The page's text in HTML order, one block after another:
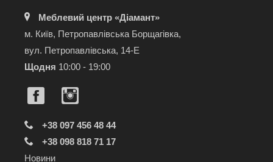
Меблевий центр «Діамант»
м. Київ, Петропавлівська Борщагівка,
вул. Петропавлівська, 14-Е
Щодня 10:00 - 19:00
+38 097 456 48 44
+38 098 818 71 17
Новини